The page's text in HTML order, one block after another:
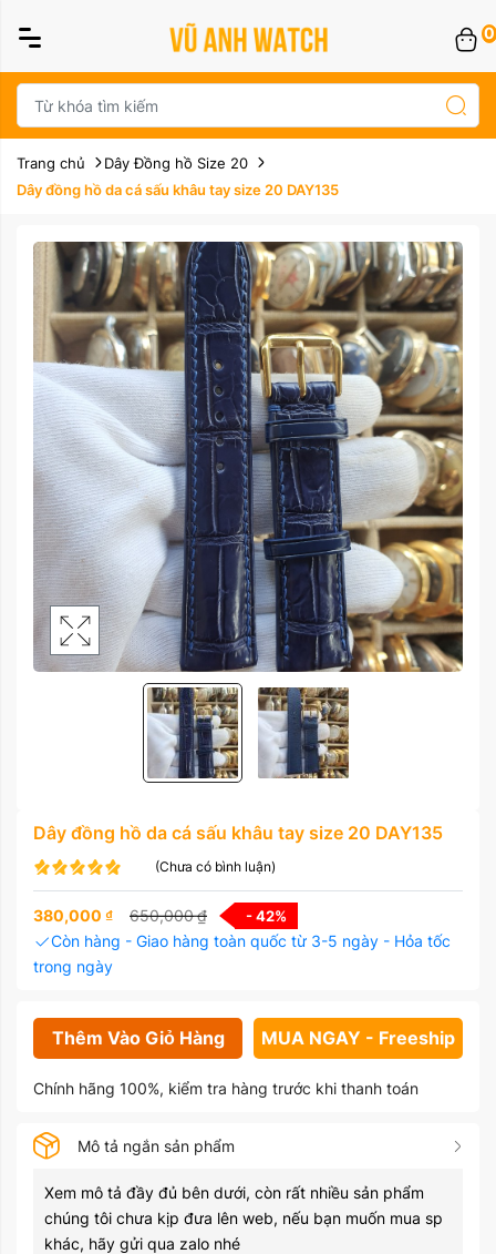
0
Trang chủ
Dây Đồng hồ Size 20
Dây đồng hồ da cá sấu khâu tay size 20 DAY135
Dây đồng hồ da cá sấu khâu tay size 20 DAY135
(Chưa có bình luận)
380,000 ₫ 650,000₫ - 42%
Còn hàng - Giao hàng toàn quốc từ 3-5 ngày - Hỏa tốc
trong ngày
Thêm Vào Giỏ Hàng MUA NGAY - Freeship
Chính hãng 100%, kiểm tra hàng trước khi thanh toán
Mô tả ngắn sản phẩm
Xem mô tả đầy đủ bên dưới, còn rất nhiều sản phẩm
chúng tôi chưa kịp đưa lên web, nếu bạn muốn mua sp
khác, hãy gửi qua zalo nhé